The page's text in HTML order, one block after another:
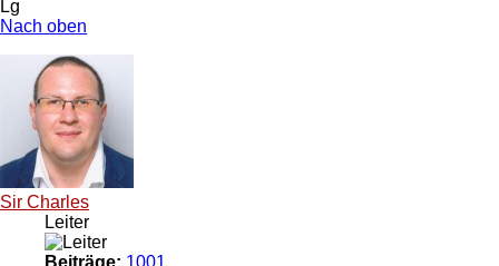
Lg
Nach oben
Sir Charles
Leiter